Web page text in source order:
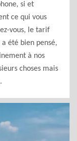
si et
ce qui vous
vous, le tarif
été bien pensé,
à nos
choses mais